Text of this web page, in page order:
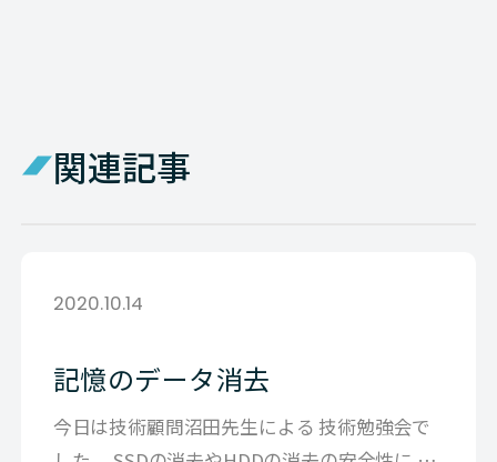
関連記事
2020.10.14
記憶のデータ消去
今日は技術顧問沼田先生による 技術勉強会で